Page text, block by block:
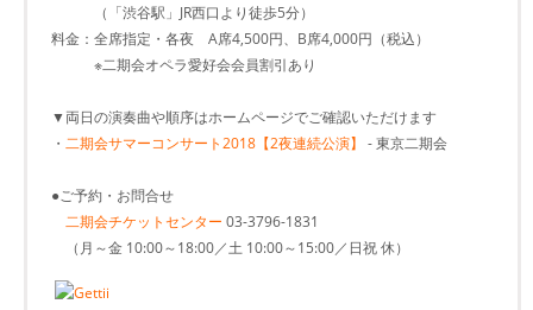
（「渋谷駅」JR西口より徒歩5分）
料金：全席指定・各夜 A席4,500円、B席4,000円（税込）
※二期会オペラ愛好会会員割引あり
▼両日の演奏曲や順序はホームページでご確認いただけます
・ 二期会サマーコンサート2018【2夜連続公演】 - 東京二期会
●ご予約・お問合せ
二期会チケットセンター 03-3796-1831
（月～金 10:00～18:00／土 10:00～15:00／日祝 休）